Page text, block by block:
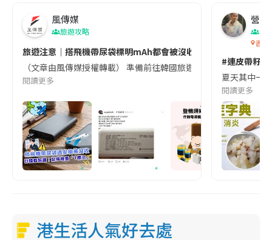
風傳媒
旅遊攻略
旅遊注意｜搭飛機帶尿袋標明mAh都會被沒收😱出發前切記檢查
（文章由風傳媒授權轉載） 準備前往韓國旅遊的民眾，近期要
閱讀更多
營養
香港
#連皮帶籽
夏天其中一
閱讀更多
港生活人氣好去處